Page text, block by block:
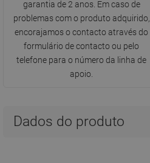
garantia de 2 anos. Em caso de
problemas com o produto adquirido,
encorajamos o contacto através do
formulário de contacto ou pelo
telefone para o número da linha de
apoio.
Dados do produto